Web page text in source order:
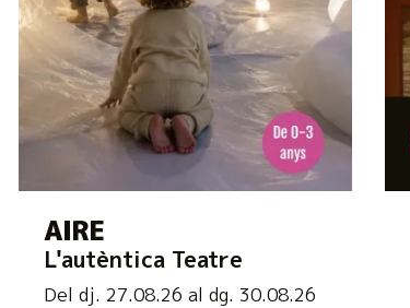
AIRE
L'autèntica Teatre
Del dj. 27.08.26 al dg. 30.08.26